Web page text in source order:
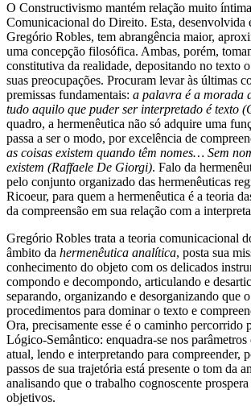
O Constructivismo mantém relação muito
Comunicacional do Direito. Esta, desenvolvida
Gregório Robles, tem abrangência maior,
uma concepção filosófica. Ambas, porém,
constitutiva da realidade, depositando no texto
suas preocupações. Procuram levar às últimas
premissas fundamentais: a palavra é a morada
tudo aquilo que puder ser interpretado é texto
quadro, a hermenêutica não só adquire uma
passa a ser o modo, por excelência de
as coisas existem quando têm nomes… Sem
existem (Raffaele De Giorgi). Falo da
pelo conjunto organizado das hermenêuticas
Ricoeur, para quem a hermenêutica é a teoria
da compreensão em sua relação com a
Gregório Robles trata a teoria comunicacional
âmbito da hermenêutica analítica, posta sua
conhecimento do objeto com os delicados
compondo e decompondo, articulando e
separando, organizando e desorganizando que
procedimentos para dominar o texto e
Ora, precisamente esse é o caminho percorrido
Lógico-Semântico: enquadra-se nos parâmetros
atual, lendo e interpretando para compreender,
passos de sua trajetória está presente o tom da
analisando que o trabalho cognoscente
objetivos.